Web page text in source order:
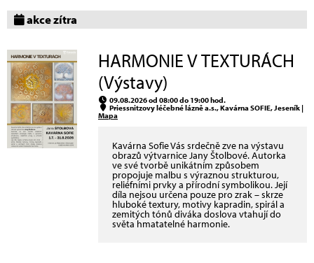
akce zítra
HARMONIE V TEXTURÁCH
(Výstavy)
09.08.2026 od 08:00 do 19:00 hod.
Priessnitzovy léčebné lázně a.s., Kavárna SOFIE, Jeseník |
Mapa
Kavárna Sofie Vás srdečně zve na výstavu
obrazů výtvarnice Jany Štolbové. Autorka
ve své tvorbě unikátním způsobem
propojuje malbu s výraznou strukturou,
reliéfními prvky a přírodní symbolikou. Její
díla nejsou určena pouze pro zrak – skrze
hluboké textury, motivy kapradin, spirál a
zemitých tónů diváka doslova vtahují do
světa hmatatelné harmonie.